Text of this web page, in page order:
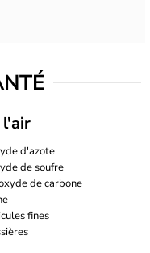
d'azote
de soufre
de carbone
fines